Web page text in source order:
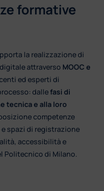
formative
la realizzazione di
attraverso MOOC e
ed esperti di
dallefasi di
tecnica e alla loro
competenze
spazi di registrazione
accessibilità e
Politecnico di Milano.